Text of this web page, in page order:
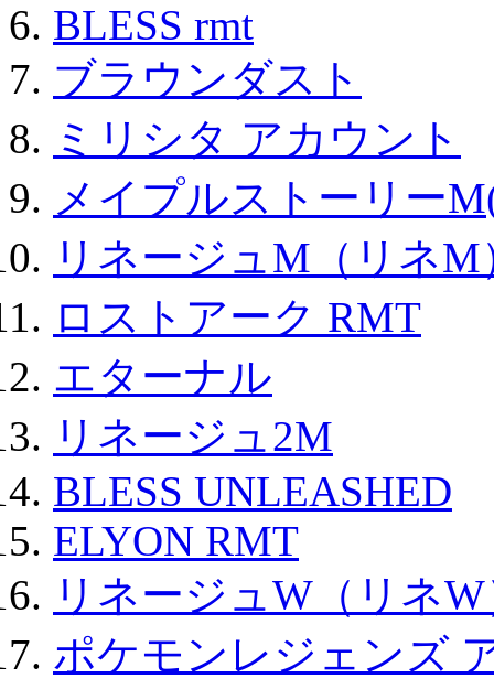
BLESS rmt
ブラウンダスト
ミリシタ アカウント
メイプルストーリー
リネージュM（リネM
ロストアーク RMT
エターナル
リネージュ2M
BLESS UNLEASHED
ELYON RMT
リネージュW（リネ
ポケモンレジェンズ